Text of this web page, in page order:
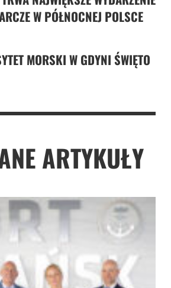
W PÓŁNOCNEJ POLSCE
MORSKI W GDYNI ŚWIĘTO
ARTYKUŁY